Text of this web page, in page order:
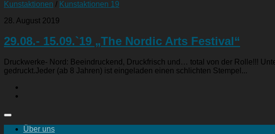
Kunstaktionen / Kunstaktionen 19
28. August 2019
29.08.- 15.09.`19 „The Nordic Arts Festival“
Druckwerke- Nord: Beeindruckend, Druckfrisch und… total von der Rolle!!!
gedruckt.Jeder (ab 8 Jahren) ist eingeladen einen schlichten Stempel...
Über uns